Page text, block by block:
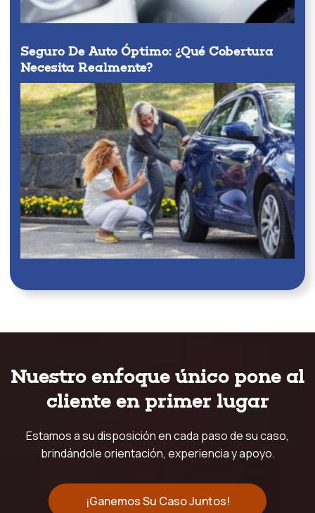
Seguro De Auto Óptimo: ¿qué Cobertura
Necesita Realmente?
Nuestro enfoque único pone al
cliente en primer lugar
Estamos a su disposición en cada paso de su caso,
brindándole orientación, experiencia y apoyo.
¡Ganemos Su Caso Juntos!